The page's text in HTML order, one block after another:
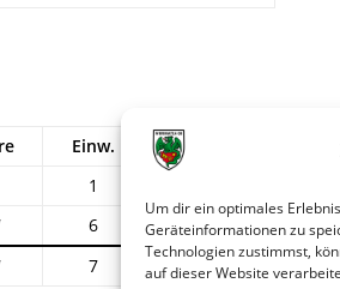
Um dir ein optimales
Geräteinformationen zu
Technologien zustimmst,
auf dieser Website
Einw. Ausw.
1
6 11
7 11 0